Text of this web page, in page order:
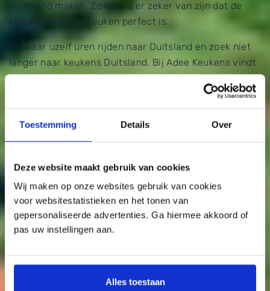
Toestemming Details Over
Deze website maakt gebruik van cookies
Wij maken op onze websites gebruik van cookies
voor websitestatistieken en het tonen van
gepersonaliseerde advertenties. Ga hiermee akkoord of
pas uw instellingen aan.
Alles toestaan
Duitsland maken. Zo kunt u er zeker van zijn dat de
kwaliteit van uw keuken perfect is.
Bespaar uzelf uren rijden naar Duitsland en zoek niet
langer naar keukens Duitsland. Bij Adee Keukens vindt
u Duitse degelijkheid.